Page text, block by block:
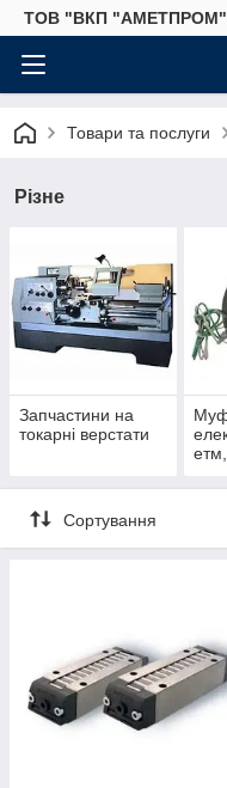
ТОВ "ВКП "АМЕТПРОМ" -
Товари та послуги
Різне
Запчастини на
токарні верстати
Сортування